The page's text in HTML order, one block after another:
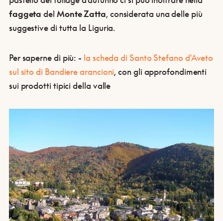
faggetadel Monte Zatta, considerata una delle più
suggestive di tutta la Liguria.
Per saperne di più: - la scheda di Santo Stefano d'Aveto
sul sito di Bandiere arancioni, con gli approfondimenti
sui prodotti tipici della valle